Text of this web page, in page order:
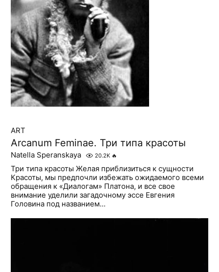
ART
Arcanum Feminae. Три типа красоты
Natella Speranskaya 20.2K 🔥
Три типа красоты Желая приблизиться к сущности
Красоты, мы предпочли избежать ожидаемого всеми
обращения к «Диалогам» Платона, и все свое
внимание уделили загадочному эссе Евгения
Головина под названием...